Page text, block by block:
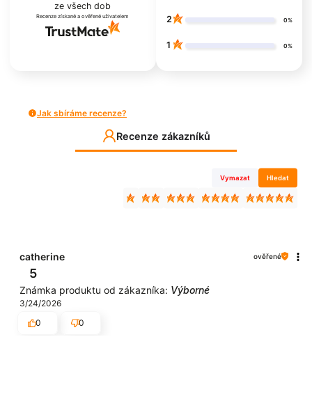
ze všech dob
Recenze získané a ověřené uživatelem 2 0%
1 0%
Jak sbíráme recenze?
Recenze zákazníků
Vymazat Hledat
catherine ověřené
5
Známka produktu od zákazníka: Výborné
3/24/2026
0
0